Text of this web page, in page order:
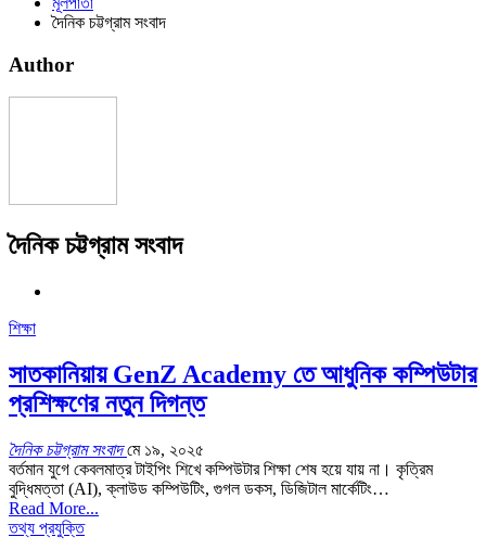
দৈনিক চট্টগ্রাম সংবাদ
Author
দৈনিক চট্টগ্রাম সংবাদ
শিক্ষা
সাতকানিয়ায় GenZ Academy তে আধুনিক কম্পিউটার
প্রশিক্ষণের নতুন দিগন্ত
দৈনিক চট্টগ্রাম সংবাদমে ১৯, ২০২৫
বর্তমান যুগে কেবলমাত্র টাইপিং শিখে কম্পিউটার শিক্ষা শেষ হয়ে যায় না। কৃত্রিম
বুদ্ধিমত্তা (AI), ক্লাউড কম্পিউটিং, গুগল ডকস, ডিজিটাল মার্কেটিং…
Read More...
তথ্য প্রযুক্তি